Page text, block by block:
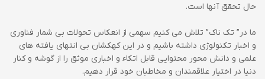
حال تحقق آنها است.
ما در” تک ناک” تلاش می کنیم سهمی از انعکاس تحولات بی شمار فناوری
و اخبار تکنولوژی داشته باشیم و در این کهکشان بی انتهای یافته های
علمی و دانش محور محتوایی قابل اتکاء و اخباری موثق را از گوشه و کنار
دنیا در اختیار علاقمندان و مخاطبان خود قرار دهیم.